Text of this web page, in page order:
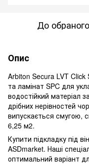
До обраного
Опис
Arbiton Secura LVT Click
та ламінат SPC для
водостійкий матеріал
дрібних нерівностей
випускається смугою,
6,25 м2.
Купити підкладку під
ASDmarket. Наші
оптимальний варіант